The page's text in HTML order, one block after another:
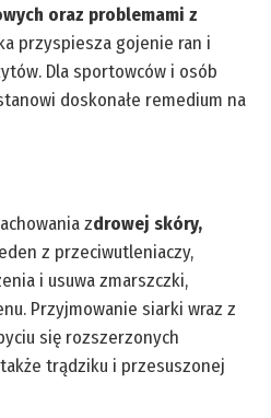
oraz problemami z
przyspiesza gojenie ran i
Dla sportowców i osób
doskonałe remedium na
zdrowej skóry,
z przeciwutleniaczy,
i usuwa zmarszczki,
Przyjmowanie siarki wraz z
się rozszerzonych
trądziku i przesuszonej